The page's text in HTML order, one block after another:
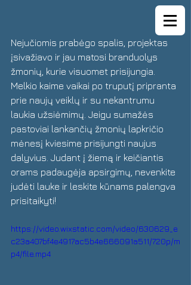
Nejučiomis prabėgo spalis, projektas
įsivažiavo ir jau matosi branduolys
žmonių, kurie visuomet prisijungia.
Melkio kaime vaikai po truputį pripranta
prie naujų veiklų ir su nekantrumu
laukia užsiėmimų. Jeigu sumažės
pastoviai lankančių žmonių lapkričio
mėnesį kviesime prisijungti naujus
dalyvius. Judant į žiemą ir keičiantis
orams padaugėja apsirgimų, nevenkite
judėti lauke ir leskite kūnams palengva
prisitaikyti!
https://video.wixstatic.com/video/630629_e
c23a407bf4e4917ac5b4e666091a511/720p/m
p4/file.mp4